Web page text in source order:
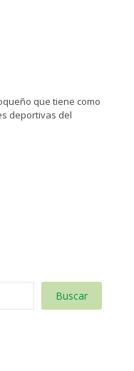
que tiene como
deportivas del
Buscar